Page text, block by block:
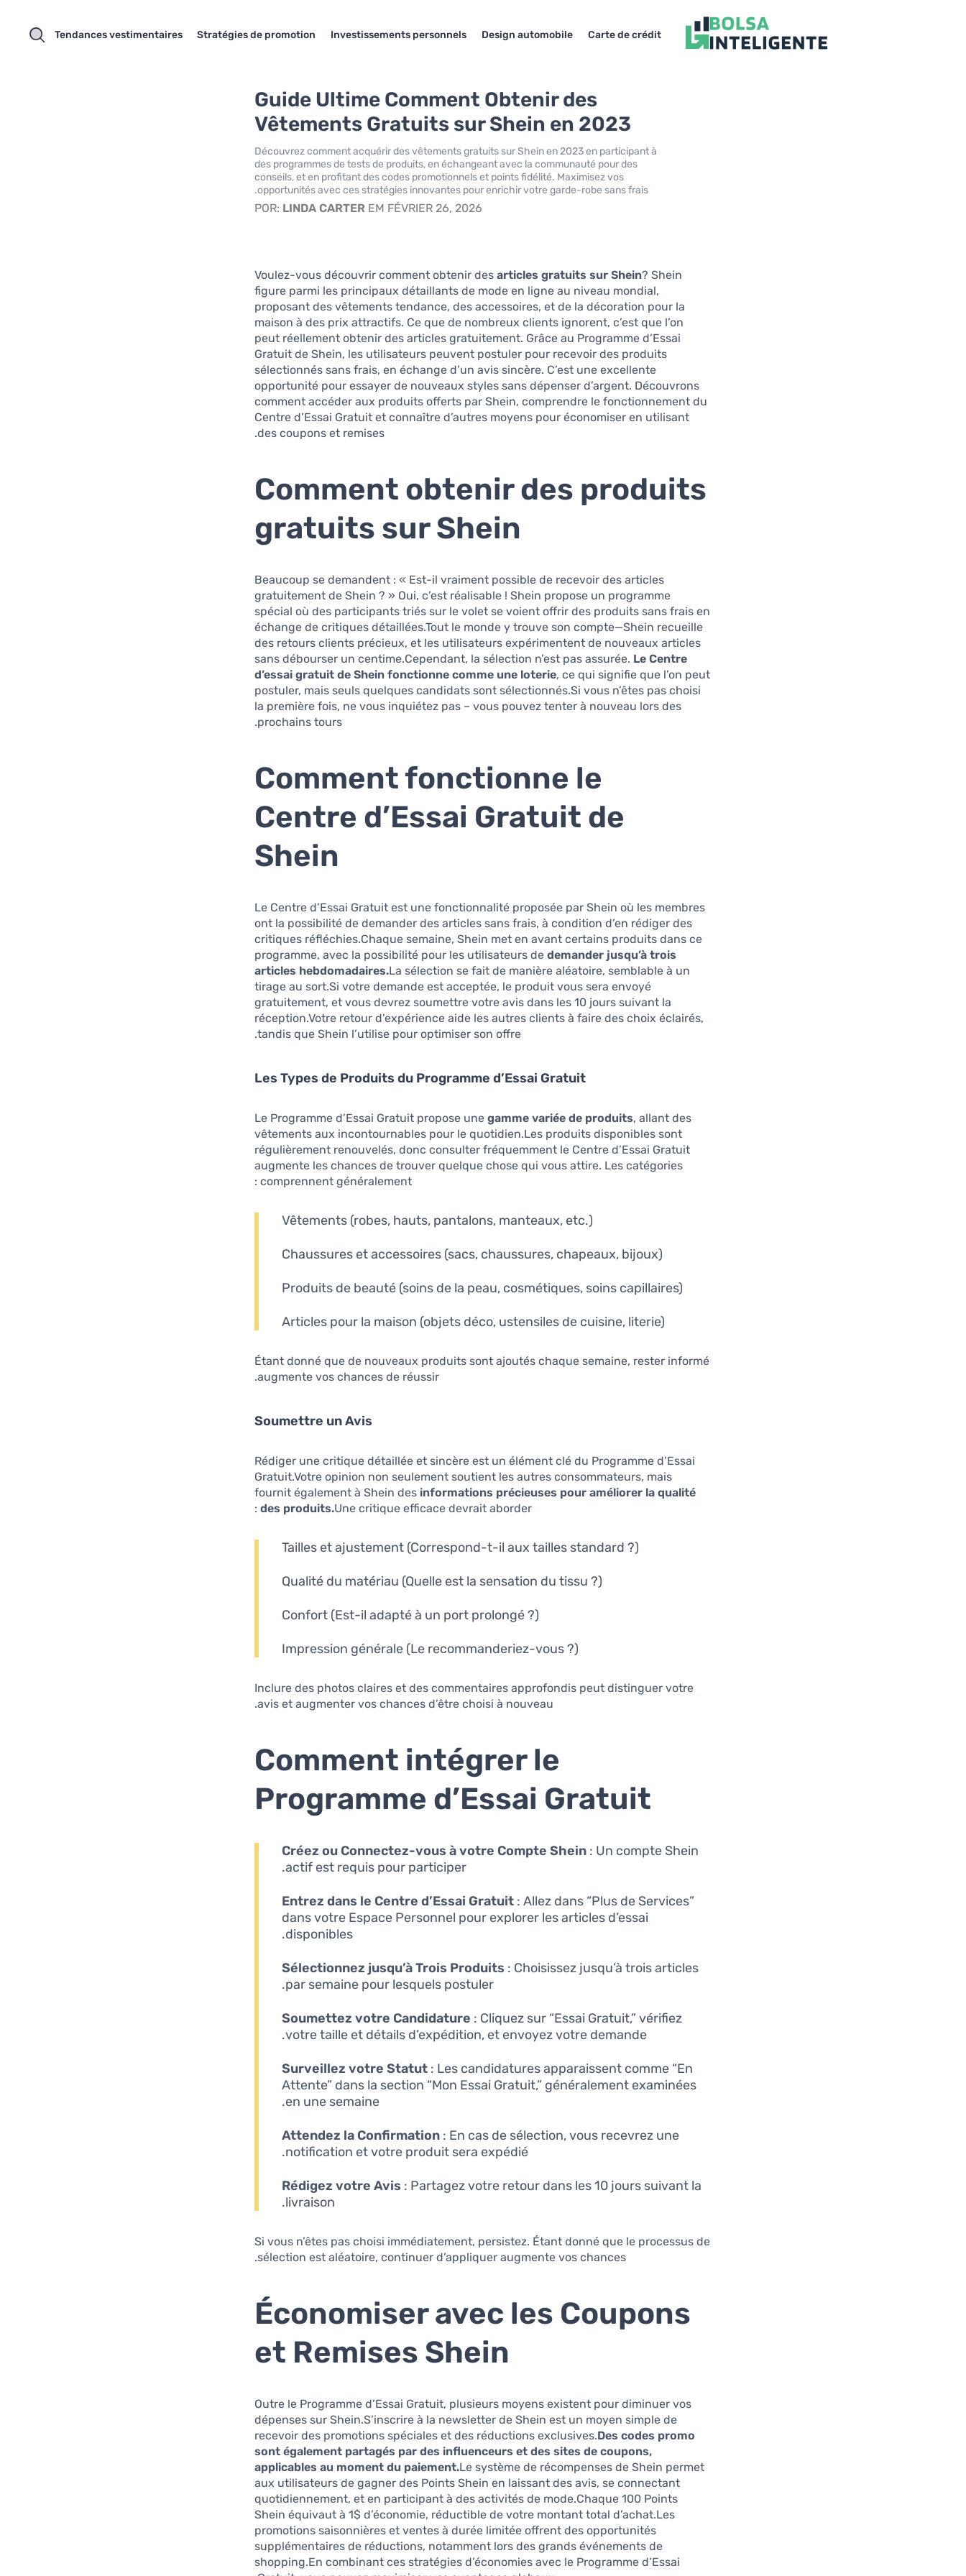
Carte de crédit
Design automobile
Investissements personnels
Stratégies de promotion
Tendances vestimentaires
Guide Ultime Comment Obtenir des
Vêtements Gratuits sur Shein en 2023
Découvrez comment acquérir des vêtements gratuits sur Shein en 2023 en participant à
des programmes de tests de produits, en échangeant avec la communauté pour des
conseils, et en profitant des codes promotionnels et points fidélité. Maximisez vos
opportunités avec ces stratégies innovantes pour enrichir votre garde-robe sans frais.
POR: LINDA CARTER EM FÉVRIER 26, 2026
Voulez-vous découvrir comment obtenir desarticles gratuits sur Shein? Shein
figure parmi les principaux détaillants de mode en ligne au niveau mondial,
proposant des vêtements tendance, des accessoires, et de la décoration pour la
maison à des prix attractifs. Ce que de nombreux clients ignorent, c’est que l’on
peut réellement obtenir des articles gratuitement. Grâce au Programme d’Essai
Gratuit de Shein, les utilisateurs peuvent postuler pour recevoir des produits
sélectionnés sans frais, en échange d’un avis sincère. C’est une excellente
opportunité pour essayer de nouveaux styles sans dépenser d’argent. Découvrons
comment accéder aux produits offerts par Shein, comprendre le fonctionnement du
Centre d’Essai Gratuit et connaître d’autres moyens pour économiser en utilisant
des coupons et remises.
Comment obtenir des produits
gratuits sur Shein
Beaucoup se demandent : « Est-il vraiment possible de recevoir des articles
gratuitement de Shein ? » Oui, c’est réalisable ! Shein propose un programme
spécial où des participants triés sur le volet se voient offrir des produits sans frais en
échange de critiques détaillées.Tout le monde y trouve son compte—Shein recueille
des retours clients précieux, et les utilisateurs expérimentent de nouveaux articles
sans débourser un centime.Cependant, la sélection n’est pas assurée. Le Centre
d’essai gratuit de Shein fonctionne comme une loterie, ce qui signifie que l’on peut
postuler, mais seuls quelques candidats sont sélectionnés.Si vous n’êtes pas choisi
la première fois, ne vous inquiétez pas – vous pouvez tenter à nouveau lors des
prochains tours.
Comment fonctionne le
Centre d’Essai Gratuit de
Shein
Le Centre d’Essai Gratuit est une fonctionnalité proposée par Shein où les membres
ont la possibilité de demander des articles sans frais, à condition d’en rédiger des
critiques réfléchies.Chaque semaine, Shein met en avant certains produits dans ce
programme, avec la possibilité pour les utilisateurs dedemander jusqu’à trois
articles hebdomadaires.La sélection se fait de manière aléatoire, semblable à un
tirage au sort.Si votre demande est acceptée, le produit vous sera envoyé
gratuitement, et vous devrez soumettre votre avis dans les 10 jours suivant la
réception.Votre retour d’expérience aide les autres clients à faire des choix éclairés,
tandis que Shein l’utilise pour optimiser son offre.
Les Types de Produits du Programme d’Essai Gratuit
Le Programme d’Essai Gratuit propose unegamme variée de produits, allant des
vêtements aux incontournables pour le quotidien.Les produits disponibles sont
régulièrement renouvelés, donc consulter fréquemment le Centre d’Essai Gratuit
augmente les chances de trouver quelque chose qui vous attire. Les catégories
comprennent généralement :
Vêtements (robes, hauts, pantalons, manteaux, etc.)
Chaussures et accessoires (sacs, chaussures, chapeaux, bijoux)
Produits de beauté (soins de la peau, cosmétiques, soins capillaires)
Articles pour la maison (objets déco, ustensiles de cuisine, literie)
Étant donné que de nouveaux produits sont ajoutés chaque semaine, rester informé
augmente vos chances de réussir.
Soumettre un Avis
Rédiger une critique détaillée et sincère est un élément clé du Programme d’Essai
Gratuit.Votre opinion non seulement soutient les autres consommateurs, mais
fournit également à Shein des informations précieuses pour améliorer la qualité
des produits.Une critique efficace devrait aborder :
Tailles et ajustement (Correspond-t-il aux tailles standard ?)
Qualité du matériau (Quelle est la sensation du tissu ?)
Confort (Est-il adapté à un port prolongé ?)
Impression générale (Le recommanderiez-vous ?)
Inclure des photos claires et des commentaires approfondis peut distinguer votre
avis et augmenter vos chances d’être choisi à nouveau.
Comment intégrer le
Programme d’Essai Gratuit
Créez ou Connectez-vous à votre Compte Shein : Un compte Shein
actif est requis pour participer.
Entrez dans le Centre d’Essai Gratuit : Allez dans “Plus de Services”
dans votre Espace Personnel pour explorer les articles d’essai
disponibles.
Sélectionnez jusqu’à Trois Produits : Choisissez jusqu’à trois articles
par semaine pour lesquels postuler.
Soumettez votre Candidature : Cliquez sur “Essai Gratuit,” vérifiez
votre taille et détails d’expédition, et envoyez votre demande.
Surveillez votre Statut : Les candidatures apparaissent comme “En
Attente” dans la section “Mon Essai Gratuit,” généralement examinées
en une semaine.
Attendez la Confirmation : En cas de sélection, vous recevrez une
notification et votre produit sera expédié.
Rédigez votre Avis : Partagez votre retour dans les 10 jours suivant la
livraison.
Si vous n’êtes pas choisi immédiatement, persistez. Étant donné que le processus de
sélection est aléatoire, continuer d’appliquer augmente vos chances.
Économiser avec les Coupons
et Remises Shein
Outre le Programme d’Essai Gratuit, plusieurs moyens existent pour diminuer vos
dépenses sur Shein.S’inscrire à la newsletter de Shein est un moyen simple de
recevoir des promotions spéciales et des réductions exclusives.Des codes promo
sont également partagés par des influenceurs et des sites de coupons,
applicables au moment du paiement.Le système de récompenses de Shein permet
aux utilisateurs de gagner des Points Shein en laissant des avis, se connectant
quotidiennement, et en participant à des activités de mode.Chaque 100 Points
Shein équivaut à 1$ d’économie, réductible de votre montant total d’achat.Les
promotions saisonnières et ventes à durée limitée offrent des opportunités
supplémentaires de réductions, notamment lors des grands événements de
shopping.En combinant ces stratégies d’économies avec le Programme d’Essai